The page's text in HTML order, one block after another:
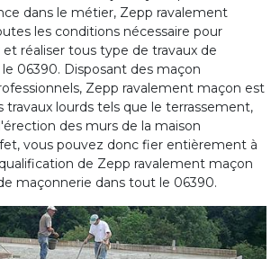
dans le métier, Zepp ravalement
les conditions nécessaire pour
réaliser tous type de travaux de
06390. Disposant des maçon
Zepp ravalement maçon est
travaux lourds tels que le terrassement,
des murs de la maison
vous pouvez donc fier entièrement à
de Zepp ravalement maçon
maçonnerie dans tout le 06390.